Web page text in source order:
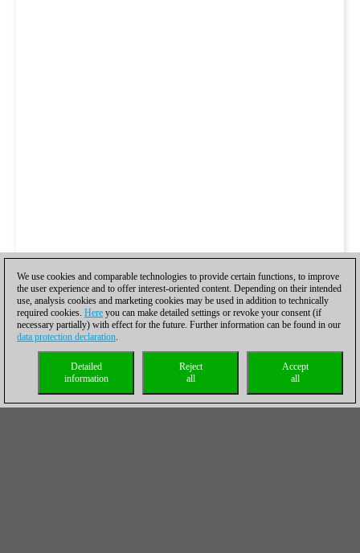
We use cookies and comparable technologies to provide certain functions, to improve
the user experience and to offer interest-oriented content. Depending on their intended
use, analysis cookies and marketing cookies may be used in addition to technically
required cookies. Here you can make detailed settings or revoke your consent (if
necessary partially) with effect for the future. Further information can be found in our
data protection declaration.
Accept
all
Reject
all
Detailed
information